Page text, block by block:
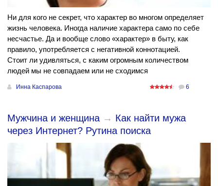
Ни для кого не секрет, что характер во многом определяет
жизнь человека. Иногда наличие характера само по себе
несчастье. Да и вообще слово «характер» в быту, как
правило, употребляется с негативной коннотацией.
Стоит ли удивляться, с каким огромным количеством
людей мы не совпадаем или не сходимся
Инна Каспарова 6
Мужчина и женщина → Как найти мужа
через Интернет? Рутина поиска